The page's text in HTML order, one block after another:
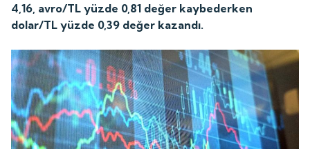
4,16, avro/TL yüzde 0,81 değer kaybederken
dolar/TL yüzde 0,39 değer kazandı.